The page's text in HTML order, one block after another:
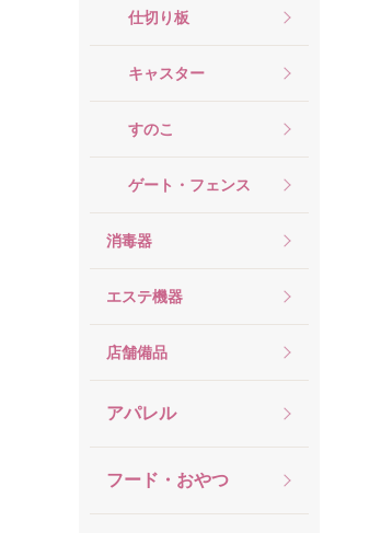
仕切り板
キャスター
すのこ
ゲート・フェンス
消毒器
エステ機器
店舗備品
アパレル
フード・おやつ